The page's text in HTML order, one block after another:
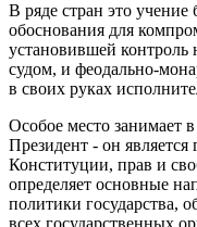
В ряде стран это учение
обоснования для
установившей контроль
судом, и феодально-
в своих руках
Особое место занимает
Президент - он является
Конституции, прав и
определяет основные
политики государства,
всех государственных